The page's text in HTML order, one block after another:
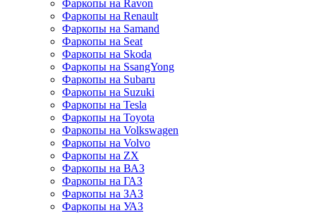
Фаркопы на Ravon
Фаркопы на Renault
Фаркопы на Samand
Фаркопы на Seat
Фаркопы на Skoda
Фаркопы на SsangYong
Фаркопы на Subaru
Фаркопы на Suzuki
Фаркопы на Tesla
Фаркопы на Toyota
Фаркопы на Volkswagen
Фаркопы на Volvo
Фаркопы на ZX
Фаркопы на ВАЗ
Фаркопы на ГАЗ
Фаркопы на ЗАЗ
Фаркопы на УАЗ